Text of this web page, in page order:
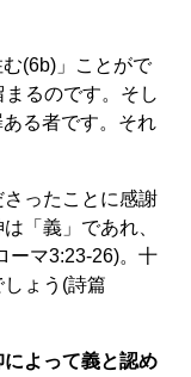
(6b)」ことがで
るのです。そし
る者です。それ
さったことに感謝
「義」であれ、
ーマ3:23-26)。十
ょう(詩篇
よって義と認め